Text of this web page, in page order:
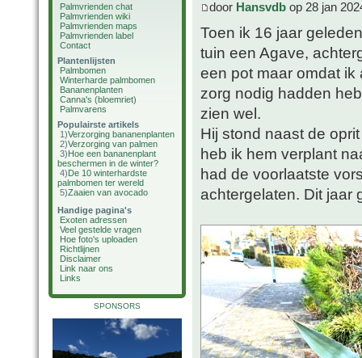
Palmvrienden chat
Palmvrienden wiki
Palmvrienden maps
Palmvrienden label
Contact
Plantenlijsten
Palmbomen
Winterharde palmbomen
Bananenplanten
Canna's (bloemriet)
Palmvarens
Populairste artikels
1)Verzorging bananenplanten
2)Verzorging van palmen
3)Hoe een bananenplant
beschermen in de winter?
4)De 10 winterhardste
palmbomen ter wereld
5)Zaaien van avocado
Handige pagina's
Exoten adressen
Veel gestelde vragen
Hoe foto's uploaden
Richtlijnen
Disclaimer
Link naar ons
Links
SPONSORS
door Hansvdb op 28 jan
Toen ik 16 jaar
tuin een Agave,
een pot maar omdat
zorg nodig hadden
zien wel.
Hij stond naast de
heb ik hem verplant
had de voorlaatste
achtergelaten. Dit jaar